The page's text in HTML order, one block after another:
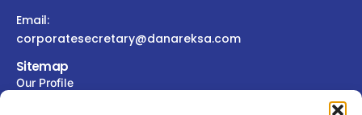
Email:
corporatesecretary@danareksa.com
Sitemap
Our Profile